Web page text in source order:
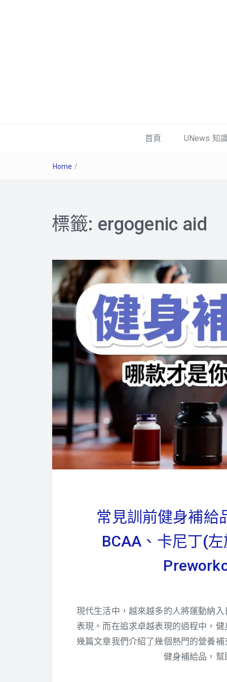
首頁 UNews 知
Home /
標籤: ergogenic aid
常見訓前健身補給
BCAA、卡尼丁(
現代生活中，越來越多的人將運動納
表現。而在追求卓越表現的過程中，
幾篇文章我們介紹了幾個熱門的營養
健身補給品，